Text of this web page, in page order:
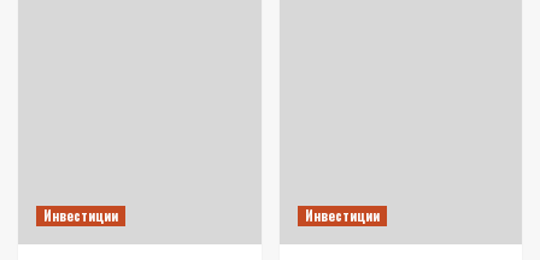
Инвестиции Инвестиции